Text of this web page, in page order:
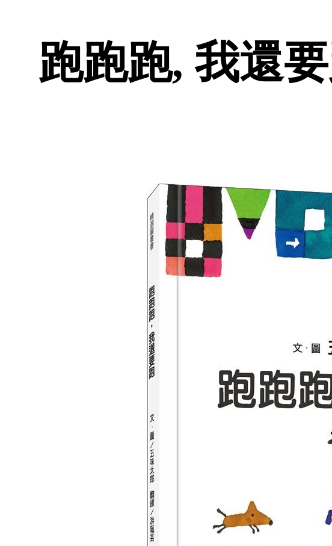
跑跑跑, 我還